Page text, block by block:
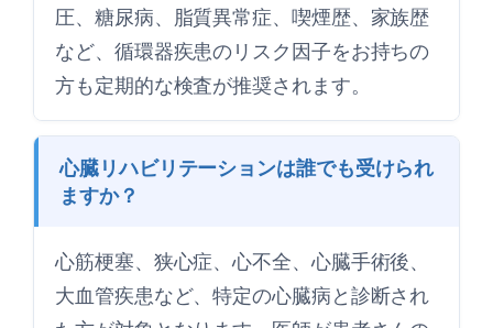
圧、糖尿病、脂質異常症、喫煙歴、家族歴
など、循環器疾患のリスク因子をお持ちの
方も定期的な検査が推奨されます。
心臓リハビリテーションは誰でも受けられ
ますか？
心筋梗塞、狭心症、心不全、心臓手術後、
大血管疾患など、特定の心臓病と診断され